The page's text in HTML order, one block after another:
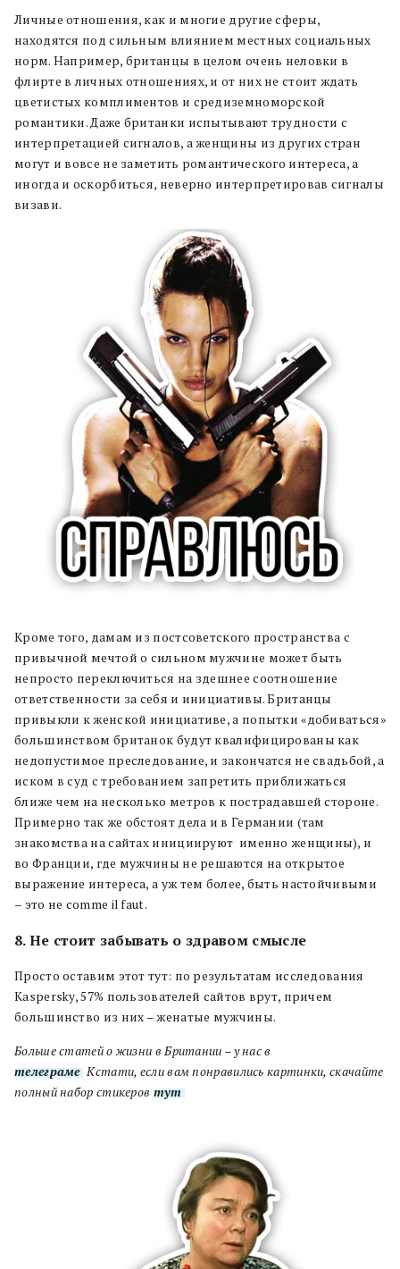
Личные отношения, как и многие другие сферы,
находятся под сильным влиянием местных социальных
норм. Например, британцы в целом очень неловки в
флирте в личных отношениях, и от них не стоит ждать
цветистых комплиментов и средиземноморской
романтики. Даже британки испытывают трудности с
интерпретацией сигналов, а женщины из других стран
могут и вовсе не заметить романтического интереса, а
иногда и оскорбиться, неверно интерпретировав сигналы
визави.
Кроме того, дамам из постсоветского пространства с
привычной мечтой о сильном мужчине может быть
непросто переключиться на здешнее соотношение
ответственности за себя и инициативы. Британцы
привыкли к женской инициативе, а попытки «добиваться»
большинством британок будут квалифицированы как
недопустимое преследование, и закончатся не свадьбой, а
иском в суд с требованием запретить приближаться
ближе чем на несколько метров к пострадавшей стороне.
Примерно так же обстоят дела и в Германии (там
знакомства на сайтах инициируют именно женщины), и
во Франции, где мужчины не решаются на открытое
выражение интереса, а уж тем более, быть настойчивыми
– это не comme il faut.
8. Не стоит забывать о здравом смысле
Просто оставим этот тут: по результатам исследования
Kaspersky, 57% пользователей сайтов врут, причем
большинство из них – женатые мужчины.
Больше статей о жизни в Британии – у нас в
телеграме. Кстати, если вам понравились картинки, скачайте
полный набор стикеров тут.